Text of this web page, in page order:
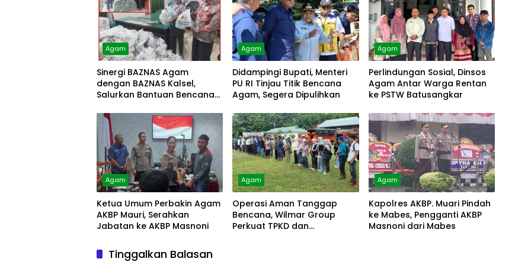
Agam
Sinergi BAZNAS Agam
dengan BAZNAS Kalsel,
Salurkan Bantuan Bencana
Agam
Didampingi Bupati, Menteri
PU RI Tinjau Titik Bencana
Agam, Segera Dipulihkan
Agam
Perlindungan Sosial, Dinsos
Agam Antar Warga Rentan
ke PSTW Batusangkar
Agam
Ketua Umum Perbakin Agam
AKBP Mauri, Serahkan
Jabatan ke AKBP Masnoni
Agam
Operasi Aman Tanggap
Bencana, Wilmar Group
Perkuat TPKD dan
Agam
Kapolres AKBP. Muari Pindah
ke Mabes, Pengganti AKBP
Masnoni dari Mabes
Tinggalkan Balasan